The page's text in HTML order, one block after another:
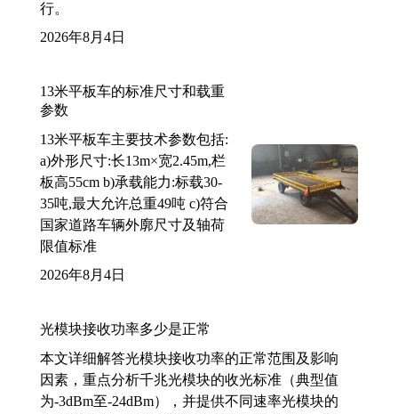
行。
2026年8月4日
13米平板车的标准尺寸和载重
参数
13米平板车主要技术参数包括:
a)外形尺寸:长13m×宽2.45m,栏
板高55cm b)承载能力:标载30-
35吨,最大允许总重49吨 c)符合
国家道路车辆外廓尺寸及轴荷
限值标准
2026年8月4日
光模块接收功率多少是正常
本文详细解答光模块接收功率的正常范围及影响
因素，重点分析千兆光模块的收光标准（典型值
为-3dBm至-24dBm），并提供不同速率光模块的